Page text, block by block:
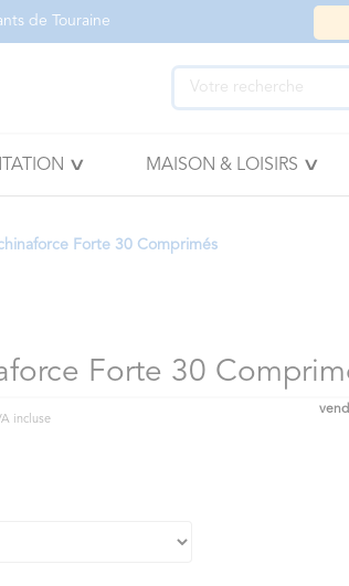
de Touraine
MAISON & LOISIRS
Forte 30 Comprimés
Forte 30
incluse